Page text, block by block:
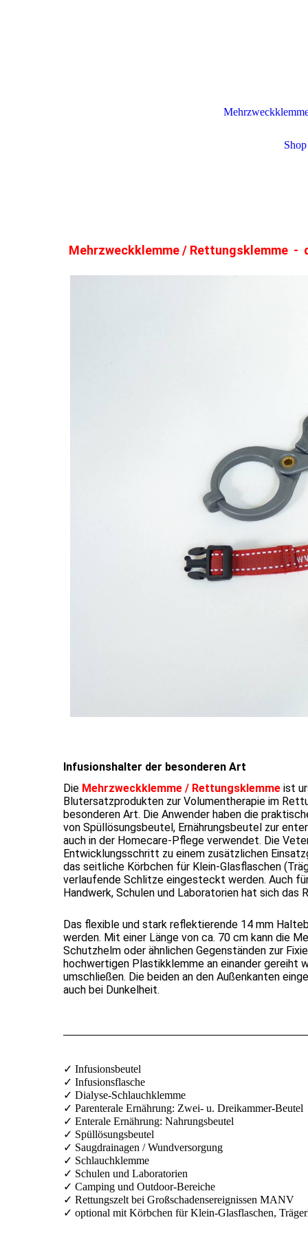
Mehrzweckklemme / Rettungsklemme -
Infusionshalter der besonderen Art
Die Mehrzweckklemme / Rettungsklemme ist
Blutersatzprodukten zur Volumentherapie im
besonderen Art. Die Anwender haben die
von Spüllösungsbeutel, Ernährungsbeutel zur
auch in der Homecare-Pflege verwendet. Die
Entwicklungsschritt zu einem zusätzlichen
das seitliche Körbchen für Klein-Glasflaschen
verlaufende Schlitze eingesteckt werden. Auch
Handwerk, Schulen und Laboratorien hat sich das
Das flexible und stark reflektierende 14 mm
werden. Mit einer Länge von ca. 70 cm kann die
Schutzhelm oder ähnlichen Gegenständen zur
hochwertigen Plastikklemme an einander gereiht
umschließen. Die beiden an den Außenkanten
auch bei Dunkelheit.
✓ Infusionsbeutel
✓ Infusionsflasche
✓ Dialyse-Schlauchklemme
✓ Parenterale Ernährung: Zwei- u. Dreikammer-Beutel
✓ Enterale Ernährung: Nahrungsbeutel
✓ Spüllösungsbeutel
✓ Saugdrainagen / Wundversorgung
✓ Schlauchklemme
✓ Schulen und Laboratorien
✓ Camping und Outdoor-Bereiche
✓ Rettungszelt bei Großschadensereignissen MANV
✓ optional mit Körbchen für Klein-Glasflaschen,